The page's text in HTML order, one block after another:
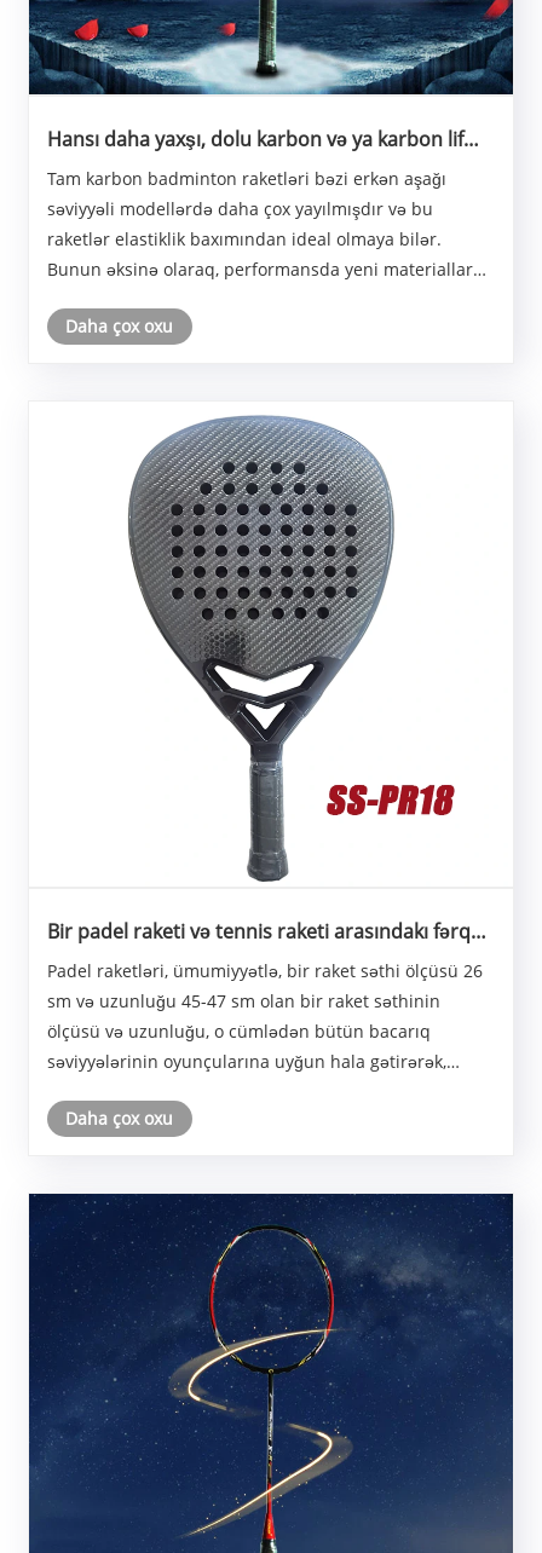
Hansı daha yaxşı, dolu karbon və ya karbon lif
Tam karbon badminton raketləri bəzi erkən aşağı
səviyyəli modellərdə daha çox yayılmışdır və bu
raketlər elastiklik baxımından ideal olmaya bilər.
Bunun əksinə olaraq, performansda yeni materiallar
Karbon lif badminton raketləri daha yaxşı elastik......
Daha çox oxu
Bir padel raketi və tennis raketi arasındakı fərq
Padel raketləri, ümumiyyətlə, bir raket səthi ölçüsü 26
sm və uzunluğu 45-47 sm olan bir raket səthinin
ölçüsü və uzunluğu, o cümlədən bütün bacarıq
səviyyələrinin oyunçularına uyğun hala gətirərək,
Daha çox oxu